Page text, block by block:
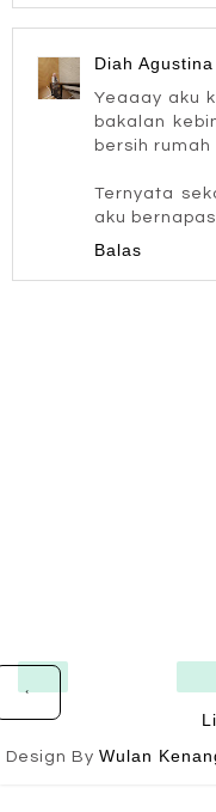
Diah Agustina
Yeaaay aku
bakalan
bersih rumah .
Ternyata
aku
Balas
‹
Design By Wulan